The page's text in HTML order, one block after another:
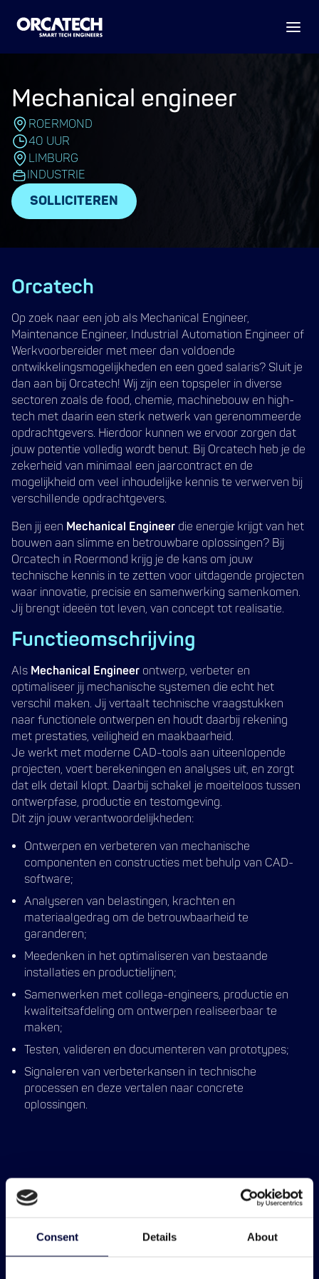
Consent Details About
Mechanical engineer
ROERMOND
40 UUR
LIMBURG
INDUSTRIE
SOLLICITEREN
Orcatech
Op zoek naar een job als Mechanical Engineer,
Maintenance Engineer, Industrial Automation Engineer of
Werkvoorbereider met meer dan voldoende
ontwikkelingsmogelijkheden en een goed salaris? Sluit je
dan aan bij Orcatech! Wij zijn een topspeler in diverse
sectoren zoals de food, chemie, machinebouw en high-
tech met daarin een sterk netwerk van gerenommeerde
opdrachtgevers. Hierdoor kunnen we ervoor zorgen dat
jouw potentie volledig wordt benut. Bij Orcatech heb je de
zekerheid van minimaal een jaarcontract en de
mogelijkheid om veel inhoudelijke kennis te verwerven bij
verschillende opdrachtgevers.
Ben jij een Mechanical Engineer die energie krijgt van het
bouwen aan slimme en betrouwbare oplossingen? Bij
Orcatech in Roermond krijg je de kans om jouw
technische kennis in te zetten voor uitdagende projecten
waar innovatie, precisie en samenwerking samenkomen.
Jij brengt ideeën tot leven, van concept tot realisatie.
Functieomschrijving
Als Mechanical Engineer ontwerp, verbeter en
optimaliseer jij mechanische systemen die echt het
verschil maken. Jij vertaalt technische vraagstukken
naar functionele ontwerpen en houdt daarbij rekening
met prestaties, veiligheid en maakbaarheid.
Je werkt met moderne CAD-tools aan uiteenlopende
projecten, voert berekeningen en analyses uit, en zorgt
dat elk detail klopt. Daarbij schakel je moeiteloos tussen
ontwerpfase, productie en testomgeving.
Dit zijn jouw verantwoordelijkheden:
Ontwerpen en verbeteren van mechanische
componenten en constructies met behulp van CAD-
software;
Analyseren van belastingen, krachten en
materiaalgedrag om de betrouwbaarheid te
garanderen;
Meedenken in het optimaliseren van bestaande
installaties en productielijnen;
Samenwerken met collega-engineers, productie en
kwaliteitsafdeling om ontwerpen realiseerbaar te
maken;
Testen, valideren en documenteren van prototypes;
Signaleren van verbeterkansen in technische
processen en deze vertalen naar concrete
oplossingen.
Functie-eisen
nauwkeurig, denkt analytisch en haalt voldoening uit
slimme oplossingen die het verschil maken.